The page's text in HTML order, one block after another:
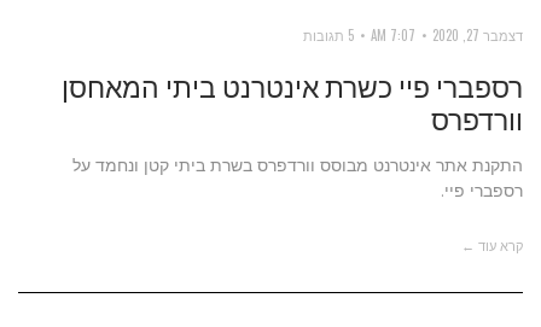
דצמבר 27, 2020 7:07 AM 5 תגובות
רספברי פיי כשרת אינטרנט ביתי המאחסן
וורדפרס
התקנת אתר אינטרנט מבוסס וורדפרס בשרת ביתי קטן ונחמד על
רספברי פיי.
קרא עוד ←